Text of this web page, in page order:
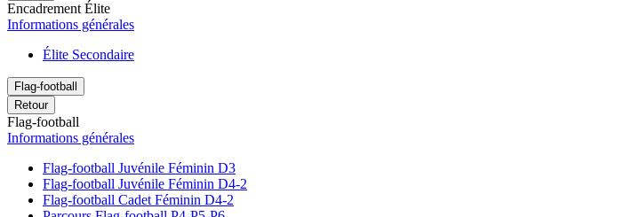
Encadrement Élite
Informations générales
Élite Secondaire
Flag-football
Retour
Flag-football
Informations générales
Flag-football Juvénile Féminin D3
Flag-football Juvénile Féminin D4-2
Flag-football Cadet Féminin D4-2